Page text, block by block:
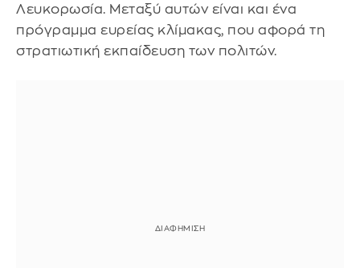
Λευκορωσία. Μεταξύ αυτών είναι και ένα
πρόγραμμα ευρείας κλίμακας, που αφορά τη
στρατιωτική εκπαίδευση των πολιτών.